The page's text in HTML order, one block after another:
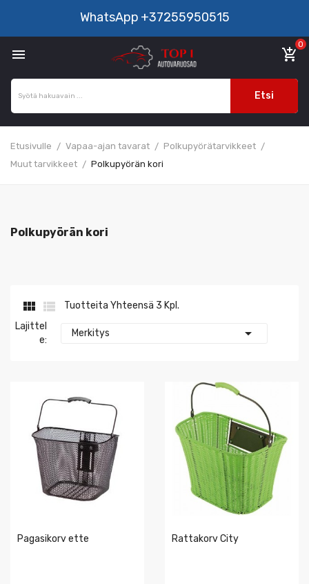
WhatsApp +37255950515
 add_shopping_cart
0
Etsi
Etusivulle Vapaa-ajan tavarat
Polkupyörätarvikkeet
Muut tarvikkeet
Polkupyörän kori
Polkupyörän kori
 
Tuotteita Yhteensä 3 Kpl.
Lajittel
E:
Merkitys 
Pagasikorv ette Rattakorv City